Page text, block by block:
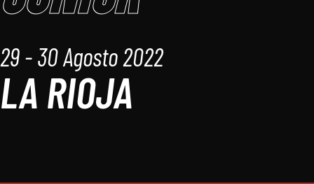
29 - 30 Agosto 2022
LA RIOJA